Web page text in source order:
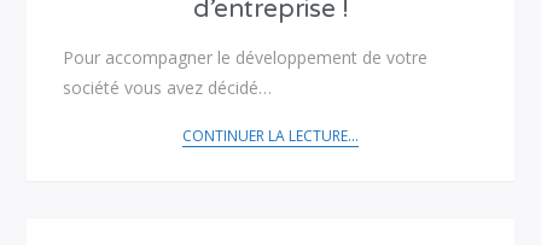
d’entreprise !
Pour accompagner le développement de votre
société vous avez décidé…
CONTINUER LA LECTURE...